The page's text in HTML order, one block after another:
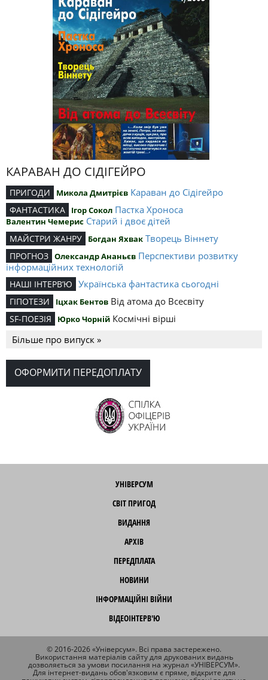
КАРАВАН ДО СІДІГЕЙРО
ПРИГОДИ Микола Дмитрієв Караван до Сідігейро
ФАНТАСТИКА Ігор Сокол Пастка Хроноса
Валентин Чемерис Старий і двоє дітей
МАЙСТРИ ЖАНРУ Богдан Яхвак Творець Віннету
ПРОГНОЗ Олександр Ананьєв Перспективи розвитку
інформаційних технологій
НАШІ ІНТЕРВ’Ю Українська фантастика сьогодні
ГІПОТЕЗИ Іцхак Бентов Від атома до Всесвіту
SF-ПОЕЗІЯ Юрко Чорній Космічні вірші
Більше про випуск »
ОФОРМИТИ ПЕРЕДОПЛАТУ
УНІВЕРСУМ
СВІТ ПРИГОД
ВИДАННЯ
АРХІВ
ПЕРЕДПЛАТА
НОВИНИ
ІНФОРМАЦІЙНІ ВІЙНИ
ВІДЕОІНТЕРВ'Ю
© 2016-2026 «Універсум». Всі права застережено.
Використання матеріалів сайту для друкованих видань
дозволяється за умови посилання на журнал «УНІВЕРСУМ».
Для інтернет-видань обов'язковим є пряме, відкрите для